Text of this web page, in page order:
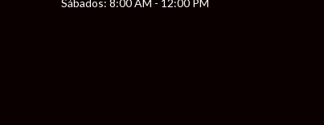
Sábados: 8:00 AM - 12:00 PM